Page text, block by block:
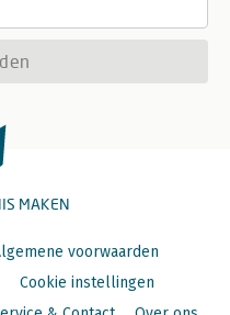
MAKEN
voorwaarden
Cookie instellingen